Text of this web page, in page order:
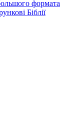
формата
Біблії